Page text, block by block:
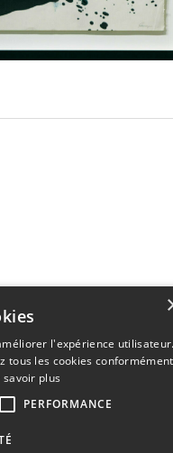
l'expérience
tous les cookies conformément
savoir plus
PERFORMANCE